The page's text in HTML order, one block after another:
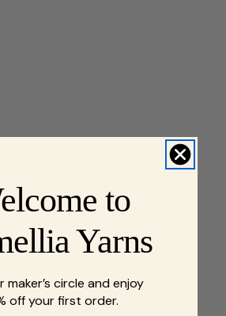
to
Yarns
maker’s circle and enjoy
off your first order.